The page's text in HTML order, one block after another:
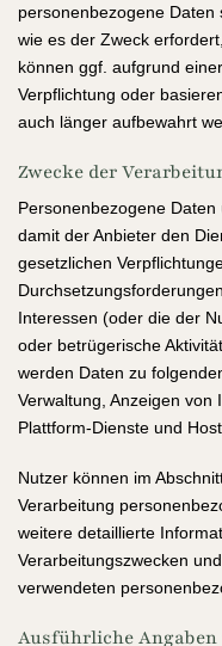
personenbezogene Daten
wie es der Zweck
können ggf. aufgrund
Verpflichtung oder
auch länger aufbewahrt
Zwecke der
Personenbezogene
damit der Anbieter den
gesetzlichen
Interessen (oder die der
oder betrügerische
werden Daten zu
Verwaltung, Anzeigen von
Plattform-Dienste und
Nutzer können im
Verarbeitung
weitere detaillierte
Verarbeitungszwecken
verwendeten
Ausführliche